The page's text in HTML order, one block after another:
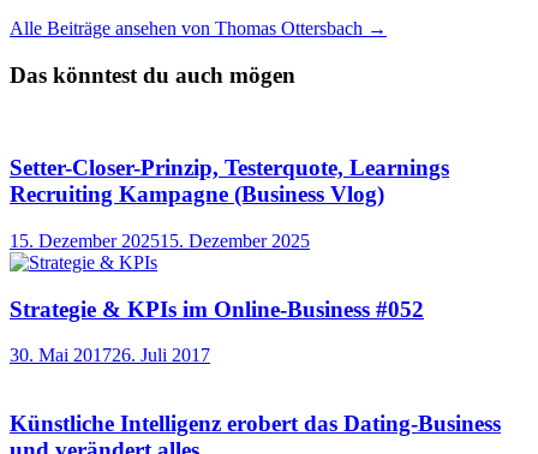
Alle Beiträge ansehen von Thomas Ottersbach →
Das könntest du auch mögen
Setter-Closer-Prinzip, Testerquote, Learnings
Recruiting Kampagne (Business Vlog)
15. Dezember 202515. Dezember 2025
Strategie & KPIs im Online-Business #052
30. Mai 201726. Juli 2017
Künstliche Intelligenz erobert das Dating-Business